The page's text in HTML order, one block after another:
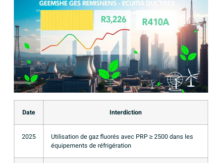
Date Interdiction
2025
Utilisation de gaz fluorés avec PRP ≥ 2500 dans les
équipements de réfrigération